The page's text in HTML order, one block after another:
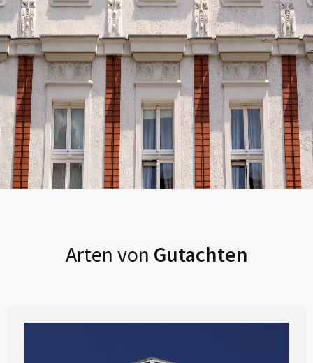
Arten von Gutachten